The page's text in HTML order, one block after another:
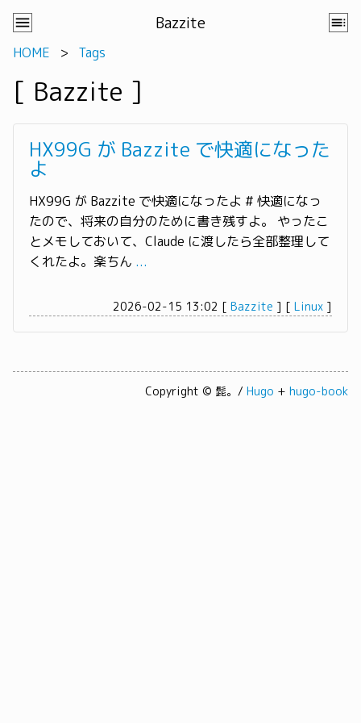
Bazzite
HOME Tags
[ Bazzite ]
HX99G が Bazzite で快適になった
よ
HX99G が Bazzite で快適になったよ # 快適になっ
たので、将来の自分のために書き残すよ。 やったこ
とメモしておいて、Claude に渡したら全部整理して
くれたよ。楽ちん ...
2026-02-15 13:02 [ Bazzite ] [ Linux ]
Copyright © 髭。/ Hugo + hugo-book